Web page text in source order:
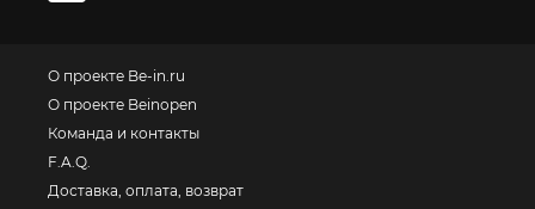
О проекте Be-in.ru
О проекте Beinopen
Команда и контакты
F.A.Q.
Доставка, оплата, возврат